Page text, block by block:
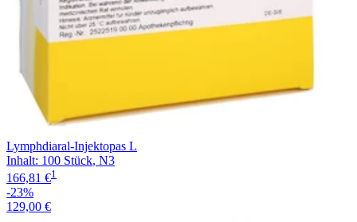
Lymphdiaral-Injektopas L
Inhalt: 100 Stück, N3
166,81 €1
-23%
129,00 €